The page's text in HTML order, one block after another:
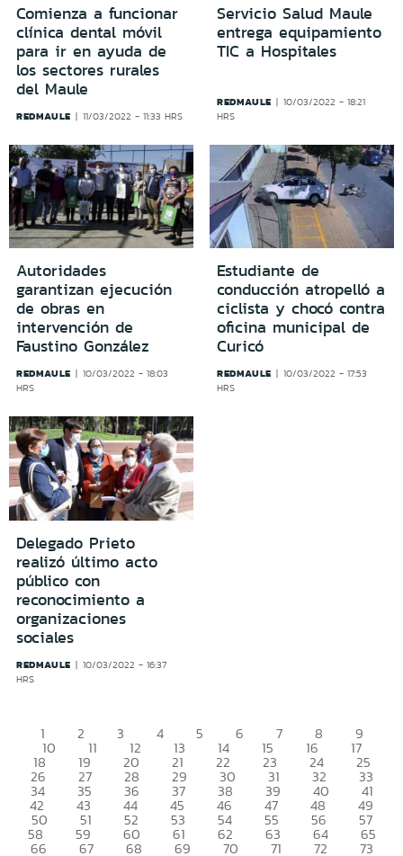
Comienza a funcionar
clínica dental móvil
para ir en ayuda de
los sectores rurales
del Maule
REDMAULE 11/03/2022 - 11:33 HRS
Servicio Salud Maule
entrega equipamiento
TIC a Hospitales
REDMAULE
10/03/2022 - 18:21
HRS
Autoridades
garantizan ejecución
de obras en
intervención de
Faustino González
REDMAULE
10/03/2022 - 18:03
HRS
Estudiante de
conducción atropelló a
ciclista y chocó contra
oficina municipal de
Curicó
REDMAULE
10/03/2022 - 17:53
HRS
Delegado Prieto
realizó último acto
público con
reconocimiento a
organizaciones
sociales
REDMAULE
10/03/2022 - 16:37
HRS
1 2 3 4 5 6 7 8 9
10 11 12 13 14 15 16 17
18 19 20 21 22 23 24 25
26 27 28 29 30 31 32 33
34 35 36 37 38 39 40 41
42 43 44 45 46 47 48 49
50 51 52 53 54 55 56 57
58 59 60 61 62 63 64 65
66 67 68 69 70 71 72 73